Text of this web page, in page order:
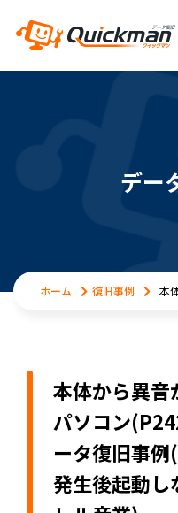
デー
ホーム 復旧事例 本
本体から異音
パソコン
ータ復旧事
発生後起動し